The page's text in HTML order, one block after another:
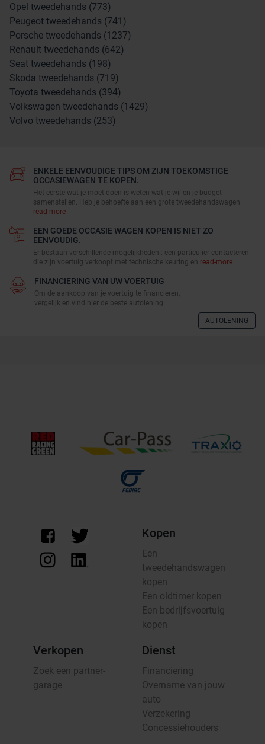
Opel tweedehands (773)
Peugeot tweedehands (741)
Porsche tweedehands (1237)
Renault tweedehands (642)
Seat tweedehands (198)
Skoda tweedehands (719)
Toyota tweedehands (394)
Volkswagen tweedehands (1429)
Volvo tweedehands (253)
ENKELE EENVOUDIGE TIPS OM ZIJN TOEKOMSTIGE
OCCASIEWAGEN TE KOPEN.
Het eerste wat je moet doen is weten wat je wil en je budget
samenstellen. Heb je behoefte aan een grote tweedehandswagen
read-more
EEN GOEDE OCCASIE WAGEN KOPEN IS NIET ZO
EENVOUDIG.
Er bestaan verschillende mogelijkheden : een particulier contacteren
die zijn voertuig verkoopt met technische keuring en read-more
FINANCIERING VAN UW VOERTUIG
Om de aankoop van je voertuig te financieren,
vergelijk en vind hier de beste autolening.
AUTOLENING
Kopen
Een
tweedehandswagen
kopen
Een oldtimer kopen
Een bedrijfsvoertuig
kopen
Verkopen
Zoek een partner-
garage
Dienst
Financiering
Overname van jouw
auto
Verzekering
Concessiehouders